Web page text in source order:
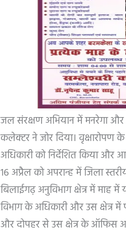
जल संरक्षण अभियान में मनरेगा
कलेक्टर ने जोर दिया।
अधिकारी को निर्देशित किया और
16 अप्रैल को अपरान्ह में जिला
बिलाईगढ़ अनुविभाग क्षेत्र में माह
विभाग के अधिकारी और उस क्षेत्र
और दोपहर से उस क्षेत्र के ऑफिस